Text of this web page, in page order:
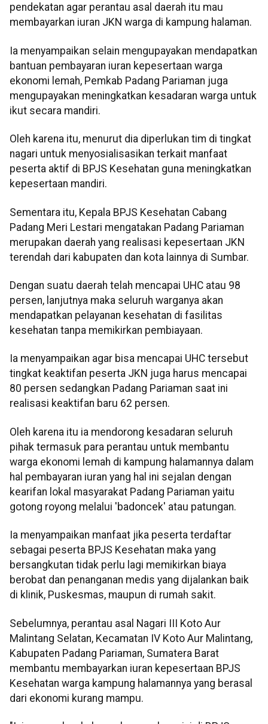
pendekatan agar perantau asal daerah itu mau
membayarkan iuran JKN warga di kampung halaman.
Ia menyampaikan selain mengupayakan mendapatkan
bantuan pembayaran iuran kepesertaan warga
ekonomi lemah, Pemkab Padang Pariaman juga
mengupayakan meningkatkan kesadaran warga untuk
ikut secara mandiri.
Oleh karena itu, menurut dia diperlukan tim di tingkat
nagari untuk menyosialisasikan terkait manfaat
peserta aktif di BPJS Kesehatan guna meningkatkan
kepesertaan mandiri.
Sementara itu, Kepala BPJS Kesehatan Cabang
Padang Meri Lestari mengatakan Padang Pariaman
merupakan daerah yang realisasi kepesertaan JKN
terendah dari kabupaten dan kota lainnya di Sumbar.
Dengan suatu daerah telah mencapai UHC atau 98
persen, lanjutnya maka seluruh warganya akan
mendapatkan pelayanan kesehatan di fasilitas
kesehatan tanpa memikirkan pembiayaan.
Ia menyampaikan agar bisa mencapai UHC tersebut
tingkat keaktifan peserta JKN juga harus mencapai
80 persen sedangkan Padang Pariaman saat ini
realisasi keaktifan baru 62 persen.
Oleh karena itu ia mendorong kesadaran seluruh
pihak termasuk para perantau untuk membantu
warga ekonomi lemah di kampung halamannya dalam
hal pembayaran iuran yang hal ini sejalan dengan
kearifan lokal masyarakat Padang Pariaman yaitu
gotong royong melalui 'badoncek' atau patungan.
Ia menyampaikan manfaat jika peserta terdaftar
sebagai peserta BPJS Kesehatan maka yang
bersangkutan tidak perlu lagi memikirkan biaya
berobat dan penanganan medis yang dijalankan baik
di klinik, Puskesmas, maupun di rumah sakit.
Sebelumnya, perantau asal Nagari III Koto Aur
Malintang Selatan, Kecamatan IV Koto Aur Malintang,
Kabupaten Padang Pariaman, Sumatera Barat
membantu membayarkan iuran kepesertaan BPJS
Kesehatan warga kampung halamannya yang berasal
dari ekonomi kurang mampu.